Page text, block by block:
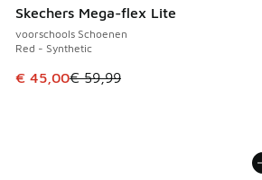
Skechers Mega-flex Lite
voorschools Schoenen
Red - Synthetic
Dit artikel is in de uitverkoop. Dit
€ 45,00€ 59,99